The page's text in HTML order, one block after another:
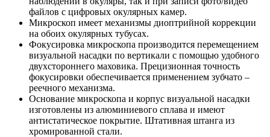
файлов с цифровых окулярных камер.
Микроскоп имеет механизмы диоптрийной коррекции
на обоих окулярных тубусах.
Фокусировка микроскопа производится перемещением
визуальной насадки по вертикали с помощью удобного
двухстороннего маховика. Прецизионная точность
фокусировки обеспечивается применением зубчато –
реечного механизма.
Основание микроскопа и корпус визуальной насадки
изготовлены из алюминиевого сплава и имеют
антистатическое покрытие. Штативная штанга из
хромированной стали.